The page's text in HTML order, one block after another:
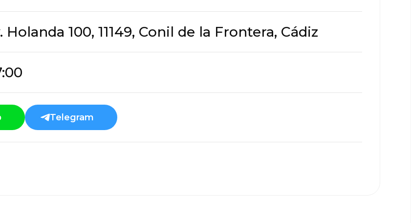
Holanda 100, 11149, Conil de la Frontera, Cádiz
Telegram